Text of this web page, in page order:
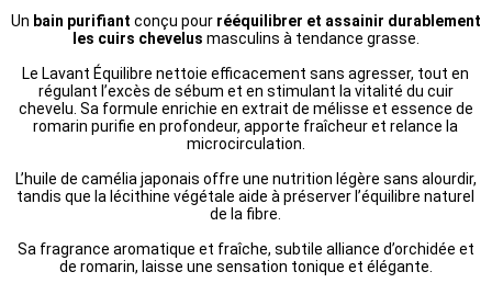
Un bain purifiant conçu pour rééquilibrer et assainir durablement
les cuirs chevelus masculins à tendance grasse.
Le Lavant Équilibre nettoie efficacement sans agresser, tout en
régulant l’excès de sébum et en stimulant la vitalité du cuir
chevelu. Sa formule enrichie en extrait de mélisse et essence de
romarin purifie en profondeur, apporte fraîcheur et relance la
microcirculation.
L’huile de camélia japonais offre une nutrition légère sans alourdir,
tandis que la lécithine végétale aide à préserver l’équilibre naturel
de la fibre.
Sa fragrance aromatique et fraîche, subtile alliance d’orchidée et
de romarin, laisse une sensation tonique et élégante.